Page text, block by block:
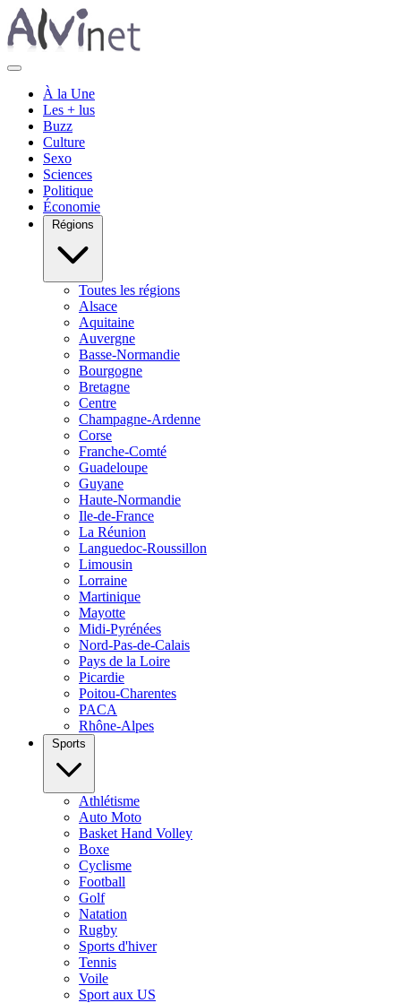
À la Une
Les + lus
Buzz
Culture
Sexo
Sciences
Politique
Économie
Régions
Toutes les régions
Alsace
Aquitaine
Auvergne
Basse-Normandie
Bourgogne
Bretagne
Centre
Champagne-Ardenne
Corse
Franche-Comté
Guadeloupe
Guyane
Haute-Normandie
Ile-de-France
La Réunion
Languedoc-Roussillon
Limousin
Lorraine
Martinique
Mayotte
Midi-Pyrénées
Nord-Pas-de-Calais
Pays de la Loire
Picardie
Poitou-Charentes
PACA
Rhône-Alpes
Sports
Athlétisme
Auto Moto
Basket Hand Volley
Boxe
Cyclisme
Football
Golf
Natation
Rugby
Sports d'hiver
Tennis
Voile
Sport aux US